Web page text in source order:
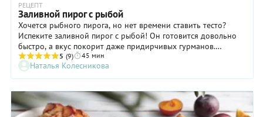
РЕЦЕПТ
Заливной пирог с рыбой
Хочется рыбного пирога, но нет времени ставить тесто?
Испеките заливной пирог с рыбой! Он готовится довольно
быстро, а вкус покорит даже придирчивых гурманов.
Заливные пироги получаются пышными, нежными и
буквально тают во рту. Это настоящая палочка-выручалочка
для занятых людей. Быстрое тесто готовится на кефире, а
начинка — из отварной, запеченной или даже сырой рыбы,
главное — удалить из рыбы все кости. Процесс можно
ускорить, если взять для начинки рыбные консервы, но,
5 (9) 45 мин
Наталья Колесникова